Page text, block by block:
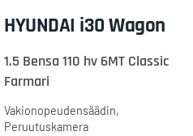
HYUNDAI i30 Wagon
1.5 Bensa 110 hv 6MT Classic
Farmari
Vakionopeudensäädin
Peruutuskamera